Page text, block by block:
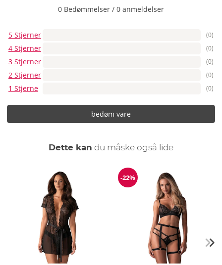
0 Bedømmelser / 0 anmeldelser
5 Stjerner (0)
4 Stjerner (0)
3 Stjerner (0)
2 Stjerner (0)
1 Stjerne (0)
bedøm vare
Dette kan du måske også lide
Rabat
-22%